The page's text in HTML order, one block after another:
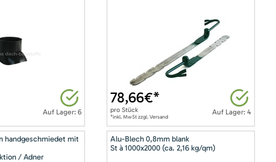
Auf Lager: 6 Auf Lager: 4
78,66€*
proStück
*inkl. MwSt zzgl. Versand
handgeschmiedet mit
/ Adner
Alu-Blech 0,8mm blank
St à 1000x2000 (ca. 2,16 kg/qm)